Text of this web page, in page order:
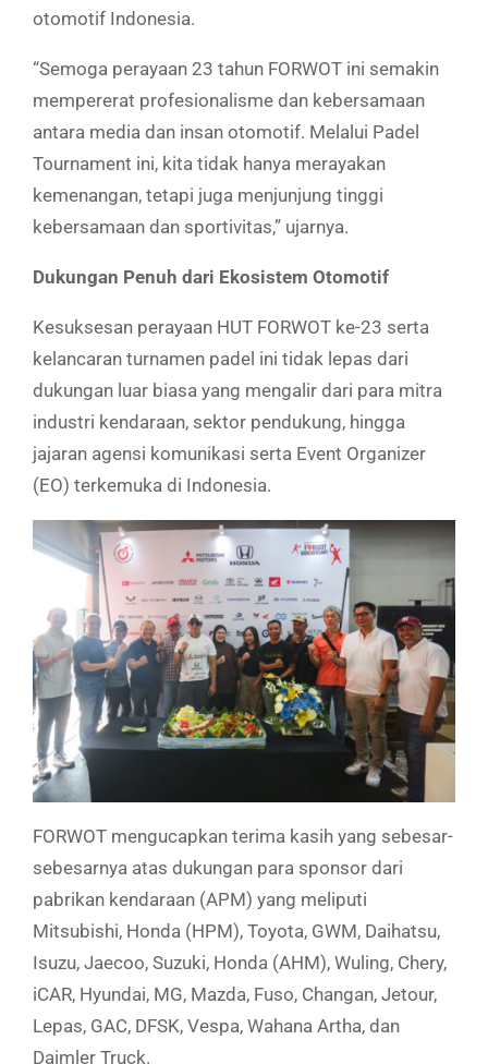
otomotif Indonesia.
“Semoga perayaan 23 tahun FORWOT ini semakin
mempererat profesionalisme dan kebersamaan
antara media dan insan otomotif. Melalui Padel
Tournament ini, kita tidak hanya merayakan
kemenangan, tetapi juga menjunjung tinggi
kebersamaan dan sportivitas,” ujarnya.
Dukungan Penuh dari Ekosistem Otomotif
Kesuksesan perayaan HUT FORWOT ke-23 serta
kelancaran turnamen padel ini tidak lepas dari
dukungan luar biasa yang mengalir dari para mitra
industri kendaraan, sektor pendukung, hingga
jajaran agensi komunikasi serta Event Organizer
(EO) terkemuka di Indonesia.
FORWOT mengucapkan terima kasih yang sebesar-
sebesarnya atas dukungan para sponsor dari
pabrikan kendaraan (APM) yang meliputi
Mitsubishi, Honda (HPM), Toyota, GWM, Daihatsu,
Isuzu, Jaecoo, Suzuki, Honda (AHM), Wuling, Chery,
iCAR, Hyundai, MG, Mazda, Fuso, Changan, Jetour,
Lepas, GAC, DFSK, Vespa, Wahana Artha, dan
Daimler Truck.